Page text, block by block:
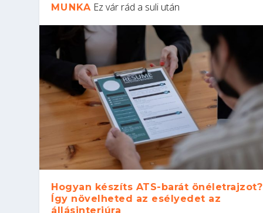
MUNKA Ez vár rád a suli után
Hogyan készíts ATS-barát önéletrajzot?
Így növelheted az esélyedet az
állásinterjúra